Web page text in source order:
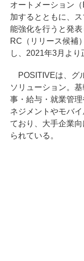
オートメーション
加するとともに、
能強化を行うと発
RC（リリース候補
し、2021年3月より
POSITIVEは、グ
ソリューション。
事・給与・就業管
ネジメントやモバ
ており、大手企業
られている。